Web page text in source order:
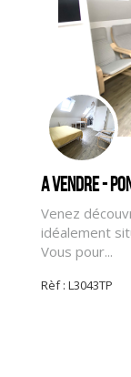
A vendre -
Venez
idéalement
Vous pour...
Rèf : L3043TP